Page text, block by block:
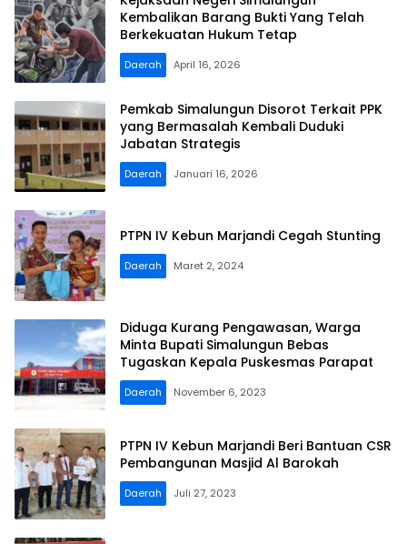
Kembalikan Barang Bukti Yang Telah
Berkekuatan Hukum Tetap
Daerah April 16, 2026
Pemkab Simalungun Disorot Terkait PPK
yang Bermasalah Kembali Duduki
Jabatan Strategis
Daerah Januari 16, 2026
PTPN IV Kebun Marjandi Cegah Stunting
Daerah Maret 2, 2024
Diduga Kurang Pengawasan, Warga
Minta Bupati Simalungun Bebas
Tugaskan Kepala Puskesmas Parapat
Daerah November 6, 2023
PTPN IV Kebun Marjandi Beri Bantuan CSR
Pembangunan Masjid Al Barokah
Daerah Juli 27, 2023